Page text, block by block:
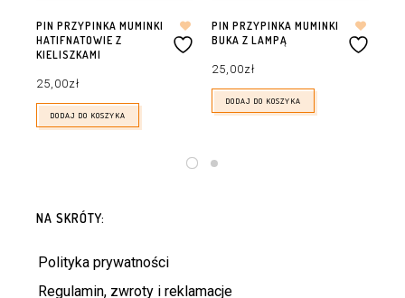
PIN PRZYPINKA MUMINKI
HATIFNATOWIE Z
KIELISZKAMI
25,00zł
DODAJ DO KOSZYKA
PIN PRZYPINKA MUMINKI
BUKA Z LAMPĄ
25,00zł
DODAJ DO KOSZYKA
NA SKRÓTY:
Polityka prywatności
Regulamin, zwroty i reklamacje